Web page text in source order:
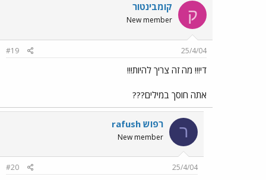
ק קומבינטור
New member
25/4/04
#19
די!!! מה זה צריך להיות!!!
אתה חוסך במילים???
ר רפוש rafush
New member
25/4/04
#20